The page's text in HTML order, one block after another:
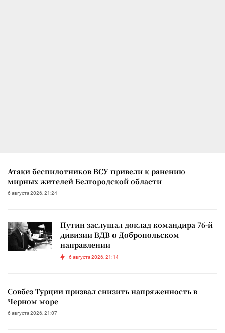
Атаки беспилотников ВСУ привели к ранению
мирных жителей Белгородской области
6 августа 2026, 21:24
Путин заслушал доклад командира 76-й
дивизии ВДВ о Добропольском
направлении
6 августа 2026, 21:14
Совбез Турции призвал снизить напряженность в
Черном море
6 августа 2026, 21:07